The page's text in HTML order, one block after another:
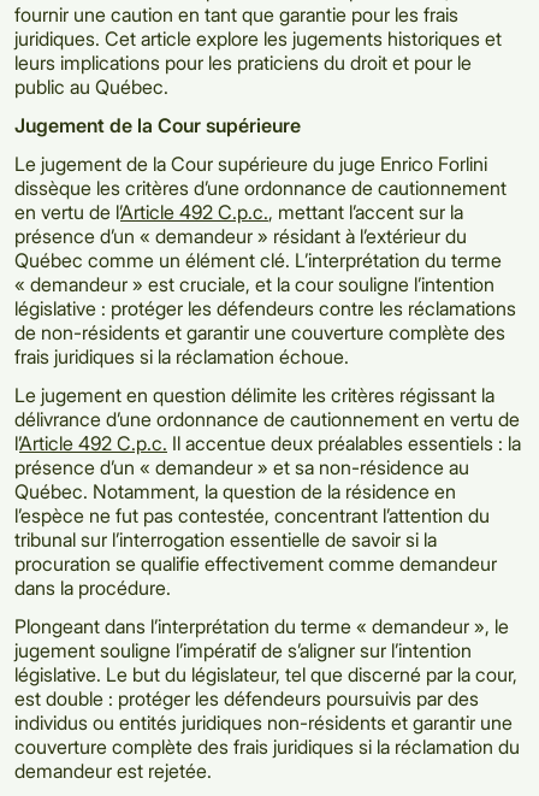
fournir une caution en tant que garantie pour les frais
juridiques. Cet article explore les jugements historiques et
leurs implications pour les praticiens du droit et pour le
public au Québec.
Jugement de la Cour supérieure
Le jugement de la Cour supérieure du juge Enrico Forlini
dissèque les critères d’une ordonnance de cautionnement
en vertu de l’Article 492 C.p.c., mettant l’accent sur la
présence d’un « demandeur » résidant à l’extérieur du
Québec comme un élément clé. L’interprétation du terme
« demandeur » est cruciale, et la cour souligne l’intention
législative : protéger les défendeurs contre les réclamations
de non-résidents et garantir une couverture complète des
frais juridiques si la réclamation échoue.
Le jugement en question délimite les critères régissant la
délivrance d’une ordonnance de cautionnement en vertu de
l’Article 492 C.p.c. Il accentue deux préalables essentiels : la
présence d’un « demandeur » et sa non-résidence au
Québec. Notamment, la question de la résidence en
l’espèce ne fut pas contestée, concentrant l’attention du
tribunal sur l’interrogation essentielle de savoir si la
procuration se qualifie effectivement comme demandeur
dans la procédure.
Plongeant dans l’interprétation du terme « demandeur », le
jugement souligne l’impératif de s’aligner sur l’intention
législative. Le but du législateur, tel que discerné par la cour,
est double : protéger les défendeurs poursuivis par des
individus ou entités juridiques non-résidents et garantir une
couverture complète des frais juridiques si la réclamation du
demandeur est rejetée.